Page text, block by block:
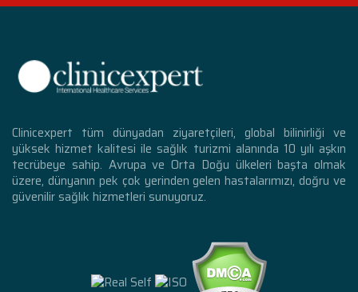
Clinicexpert tüm dünyadan ziyaretçileri, global bilinirliği ve
yüksek hizmet kalitesi ile sağlık turizmi alanında 10 yılı aşkın
tecrübeye sahip. Avrupa ve Orta Doğu ülkeleri başta olmak
üzere, dünyanın pek çok yerinden gelen hastalarımızı, doğru ve
güvenilir sağlık hizmetleri sunuyoruz.